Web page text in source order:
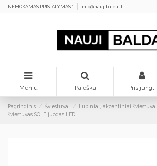
NEMOKAMAS PRISTATYMAS * info@naujibaldai.lt
Meniu Paieška Prisijungti
Pagrindinis Šviestuvai Lubiniai, akcentiniai šviestuvai
šviestuvas SOLE juodas LED